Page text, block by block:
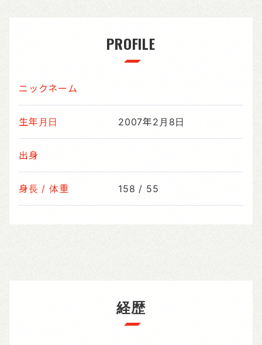
PROFILE
ニックネーム
生年月日 2007年2月8日
出身
身長 / 体重 158 / 55
経歴